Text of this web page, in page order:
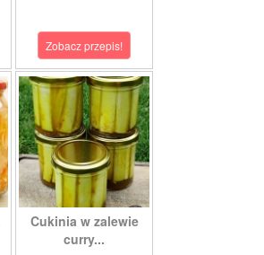
Zobacz przepis!
Cukinia w zalewie
curry...